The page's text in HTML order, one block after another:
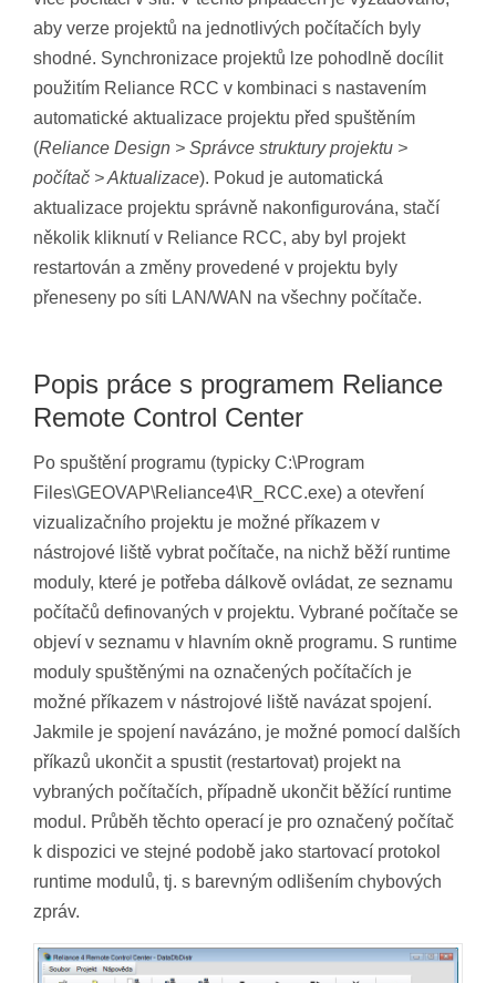
aby verze projektů na jednotlivých počítačích byly
shodné. Synchronizace projektů lze pohodlně docílit
použitím Reliance RCC v kombinaci s nastavením
automatické aktualizace projektu před spuštěním
(Reliance Design > Správce struktury projektu >
počítač > Aktualizace). Pokud je automatická
aktualizace projektu správně nakonfigurována, stačí
několik kliknutí v Reliance RCC, aby byl projekt
restartován a změny provedené v projektu byly
přeneseny po síti LAN/WAN na všechny počítače.
Popis práce s programem Reliance
Remote Control Center
Po spuštění programu (typicky C:\Program
Files\GEOVAP\Reliance4\R_RCC.exe) a otevření
vizualizačního projektu je možné příkazem v
nástrojové liště vybrat počítače, na nichž běží runtime
moduly, které je potřeba dálkově ovládat, ze seznamu
počítačů definovaných v projektu. Vybrané počítače se
objeví v seznamu v hlavním okně programu. S runtime
moduly spuštěnými na označených počítačích je
možné příkazem v nástrojové liště navázat spojení.
Jakmile je spojení navázáno, je možné pomocí dalších
příkazů ukončit a spustit (restartovat) projekt na
vybraných počítačích, případně ukončit běžící runtime
modul. Průběh těchto operací je pro označený počítač
k dispozici ve stejné podobě jako startovací protokol
runtime modulů, tj. s barevným odlišením chybových
zpráv.